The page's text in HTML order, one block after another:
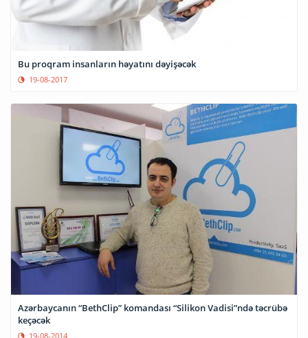
Bu proqram insanların həyatını dəyişəcək
19-08-2017
Azərbaycanın “BethClip” komandası “Silikon Vadisi”ndə təcrübə
keçəcək
19-08-2014